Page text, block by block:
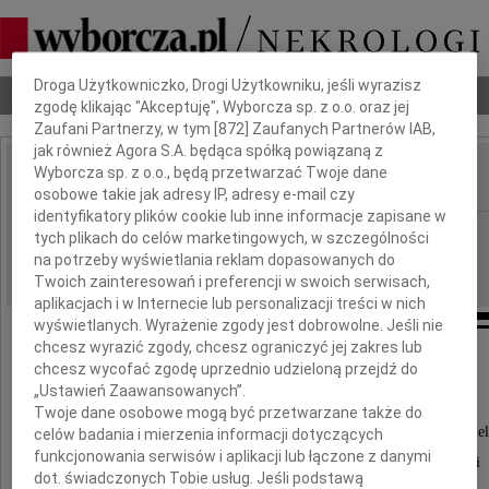
Nekrologi Odeszli Poradnik pogrzebowy
IMIĘ I NAZWISKO:
REGION: Płock
DATA EMISJI: 09.01.2019
Podziękowanie
Wszystkim, którzy w tak bolesnych dla nas chwilach
smutek i żal, okazali wiele serca i życzliwości
Dbamy o Twoją prywatność
Droga Użytkowniczko, Drogi Użytkowniku, jeśli wyrazisz
zgodę klikając "Akceptuję", Wyborcza sp. z o.o. oraz jej
Zaufani Partnerzy, w tym [872] Zaufanych Partnerów IAB,
jak również Agora S.A. będąca spółką powiązaną z
Wyborcza sp. z o.o., będą przetwarzać Twoje dane
osobowe takie jak adresy IP, adresy e-mail czy
identyfikatory plików cookie lub inne informacje zapisane w
tych plikach do celów marketingowych, w szczególności
na potrzeby wyświetlania reklam dopasowanych do
Twoich zainteresowań i preferencji w swoich serwisach,
aplikacjach i w Internecie lub personalizacji treści w nich
wyświetlanych. Wyrażenie zgody jest dobrowolne. Jeśli nie
chcesz wyrazić zgody, chcesz ograniczyć jej zakres lub
chcesz wycofać zgodę uprzednio udzieloną przejdź do
„Ustawień Zaawansowanych”.
Twoje dane osobowe mogą być przetwarzane także do
celów badania i mierzenia informacji dotyczących
funkcjonowania serwisów i aplikacji lub łączone z danymi
dot. świadczonych Tobie usług. Jeśli podstawą